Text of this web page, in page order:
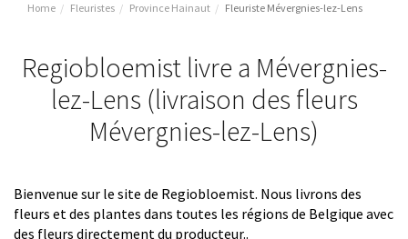
Home Fleuristes Province Hainaut Fleuriste Mévergnies-lez-Lens
Regiobloemist livre a Mévergnies-
lez-Lens (livraison des fleurs
Mévergnies-lez-Lens)
Bienvenue sur le site de Regiobloemist. Nous livrons des
fleurs et des plantes dans toutes les régions de Belgique avec
des fleurs directement du producteur..